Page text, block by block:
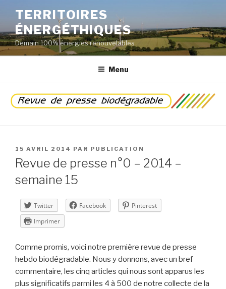
contenu
principal
TERRITOIRES
ÉNERGÉTHIQUES
Demain 100% énergies renouvelables
Menu
PUBLIÉ
LE
15 AVRIL 2014 PAR PUBLICATION
Revue de presse n°0 – 2014 –
semaine 15
Twitter Facebook
Pinterest
Imprimer
Comme promis, voici notre première revue de presse
hebdo biodégradable. Nous y donnons, avec un bref
commentaire, les cinq articles qui nous sont apparus les
plus significatifs parmi les 4 à 500 de notre collecte de la